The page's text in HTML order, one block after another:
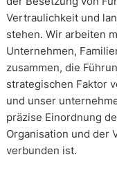
Vertraulichkeit und
stehen. Wir arbeiten
Unternehmen,
zusammen, die
strategischen Faktor
und unser
präzise Einordnung
Organisation und der
verbunden ist.